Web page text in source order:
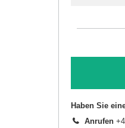
Haben Sie
Anrufen